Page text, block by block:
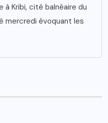
à Kribi, cité balnéaire du
mercredi évoquant les